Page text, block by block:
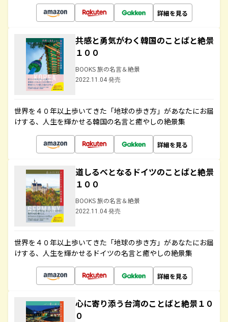
詳細を見る
共感と勇気がわく韓国のことばと絶景
１００
BOOKS 旅の名言＆絶景
2022.11.04 発売
世界を４０年以上歩いてきた「地球の歩き方」があなたにお届
けする、人生を輝かせる韓国の名言と癒やしの絶景集
詳細を見る
道しるべとなるドイツのことばと絶景
１００
BOOKS 旅の名言＆絶景
2022.11.04 発売
世界を４０年以上歩いてきた「地球の歩き方」があなたにお届
けする、人生を輝かせるドイツの名言と癒やしの絶景集
詳細を見る
心に寄り添う台湾のことばと絶景１０
０